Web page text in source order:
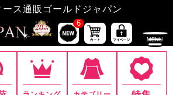
ス通販ゴールドジャパン
6